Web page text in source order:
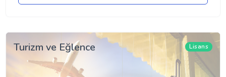
Turizm ve Eğlence Lisans